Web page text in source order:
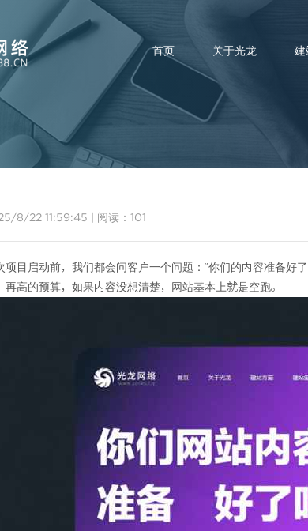
首页 关于光龙 建
不管是多大的公司，我们
8/22 11:59:45 阅读： 101
项目启动前，我们都会问客户一个问题：“你们的内容准备
再高的预算，如果内容没想清楚，网站基本上就是空跑。